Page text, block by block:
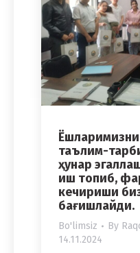
таълим-
ҳунар
иш топиб,
кечириши
бағишлайди.
Bo'limsiz By
14.11.2024